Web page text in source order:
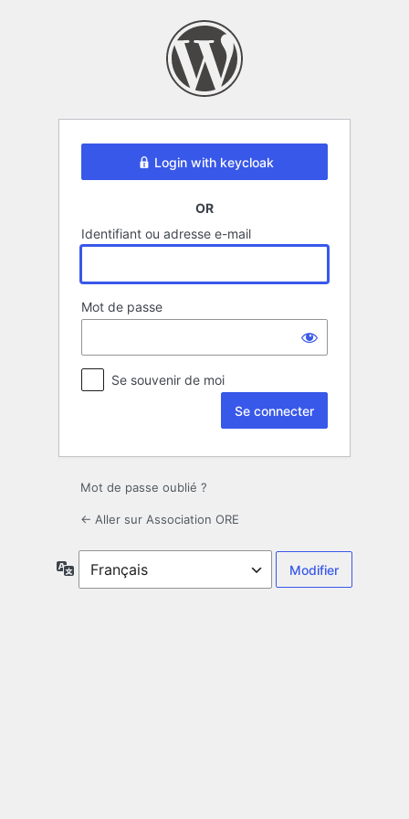
Login with keycloak
OR
Identifiant ou adresse e-mail
Mot de passe
Se souvenir de moi
Mot de passe oublié ?
← Aller sur Association ORE
Langue